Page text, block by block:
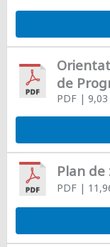
de
PDF| 9,03
Plan de
PDF|